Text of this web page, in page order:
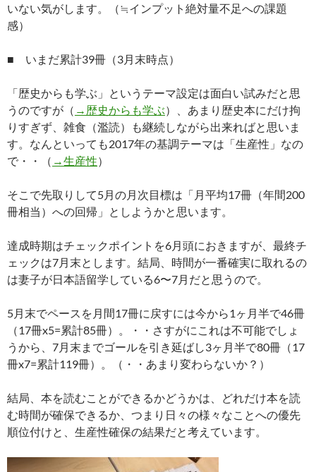
いない気がします。（≒インプット絶対量不足への課題
感）
■ いまだ累計39冊（3月末時点）
「歴史からも学ぶ」というテーマ設定は面白い試みだと思
うのですが（ →歴史からも学ぶ）、あまり歴史本にだけ拘
りすぎず、雑食（濫読）も継続しながら出来ればと思いま
す。なんといっても2017年の基調テーマは「生産性」なの
で・・（ →生産性）
そこで先取りして5月の月次目標は「月平均17冊（年間200
冊相当）への回帰」としようかと思います。
達成時期はチェックポイントを6月頭におきますが、最終チ
ェックは7月末とします。結局、時間が一番確実に取れるの
は妻子が日本語留学している6〜7月だと思うので。
5月末でペースを月間17冊に戻すには今から1ヶ月半で46冊
（17冊x5=累計85冊）。・・さすがにこれは不可能でしょ
うから、7月末までゴールを引き延ばし3ヶ月半で80冊（17
冊x7=累計119冊）。（・・あまり変わらないか？）
結局、本を読むことができるかどうかは、どれだけ本を読
む時間が確保できるか、つまり日々の様々なことへの優先
順位付けと、生産性確保の結果だと考えています。